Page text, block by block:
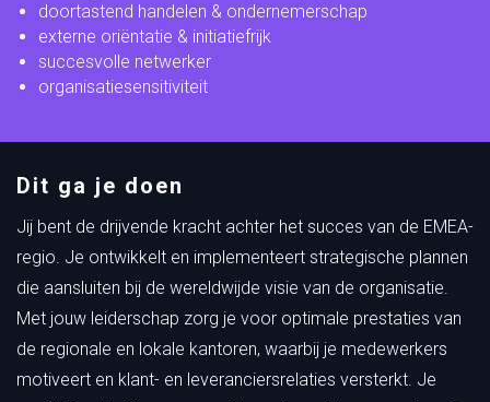
doortastend handelen & ondernemerschap
externe oriëntatie & initiatiefrijk
succesvolle netwerker
organisatiesensitiviteit
Dit ga je doen
Jij bent de drijvende kracht achter het succes van de EMEA-
regio. Je ontwikkelt en implementeert strategische plannen
die aansluiten bij de wereldwijde visie van de organisatie.
Met jouw leiderschap zorg je voor optimale prestaties van
de regionale en lokale kantoren, waarbij je medewerkers
motiveert en klant- en leveranciersrelaties versterkt. Je